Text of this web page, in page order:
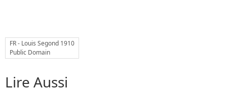
12 Nous donc aussi, puisque nous...
FR - Louis Segond 1910
Public Domain
Lire Aussi